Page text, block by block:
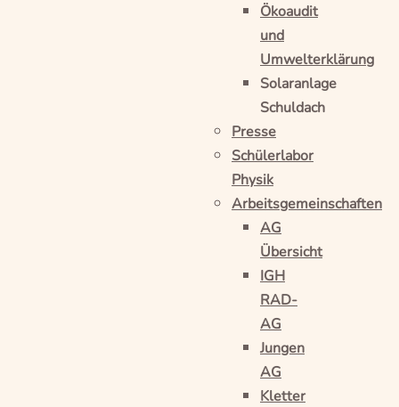
Ökoaudit
und
Umwelterklärung
Solaranlage
Schuldach
Presse
Schülerlabor
Physik
Arbeitsgemeinschaften
AG
Übersicht
IGH
RAD-
AG
Jungen
AG
Kletter